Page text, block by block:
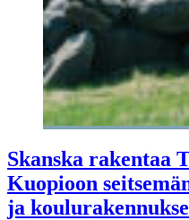
Skanska rakentaa
Kuopioon
ja